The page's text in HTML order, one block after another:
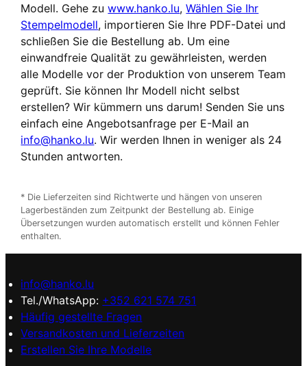
Modell. Gehe zuwww.hanko.lu,Wählen Sie Ihr
Stempelmodell, importieren Sie Ihre PDF-Datei und
schließen Sie die Bestellung ab. Um eine
einwandfreie Qualität zu gewährleisten, werden
alle Modelle vor der Produktion von unserem Team
geprüft. Sie können Ihr Modell nicht selbst
erstellen? Wir kümmern uns darum! Senden Sie uns
einfach eine Angebotsanfrage per E-Mail an
info@hanko.lu. Wir werden Ihnen in weniger als 24
Stunden antworten.
* Die Lieferzeiten sind Richtwerte und hängen von unseren
Lagerbeständen zum Zeitpunkt der Bestellung ab. Einige
Übersetzungen wurden automatisch erstellt und können Fehler
enthalten.
info@hanko.lu
Tel./WhatsApp: +352 621 574 751
Häufig gestellte Fragen
Versandkosten und Lieferzeiten
Erstellen Sie Ihre Modelle